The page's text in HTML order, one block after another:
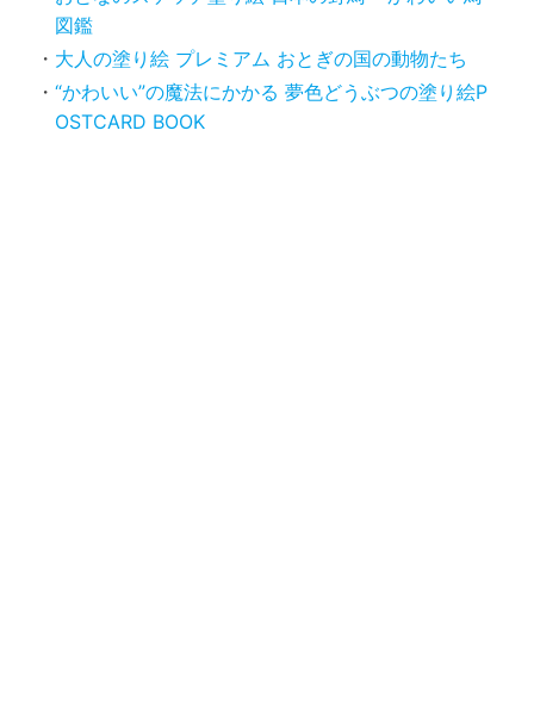
図鑑
大人の塗り絵 プレミアム おとぎの国の動物たち
“かわいい”の魔法にかかる 夢色どうぶつの塗り絵P
OSTCARD BOOK